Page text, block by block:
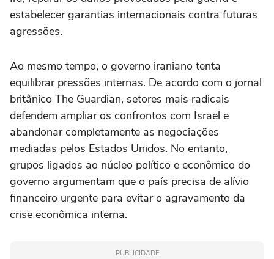
estabelecer garantias internacionais contra futuras
agressões.
Ao mesmo tempo, o governo iraniano tenta
equilibrar pressões internas. De acordo com o jornal
britânico The Guardian, setores mais radicais
defendem ampliar os confrontos com Israel e
abandonar completamente as negociações
mediadas pelos Estados Unidos. No entanto,
grupos ligados ao núcleo político e econômico do
governo argumentam que o país precisa de alívio
financeiro urgente para evitar o agravamento da
crise econômica interna.
PUBLICIDADE